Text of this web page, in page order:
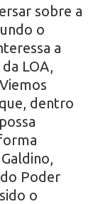
sobre a
o
a
LOA,
dentro
Poder
o